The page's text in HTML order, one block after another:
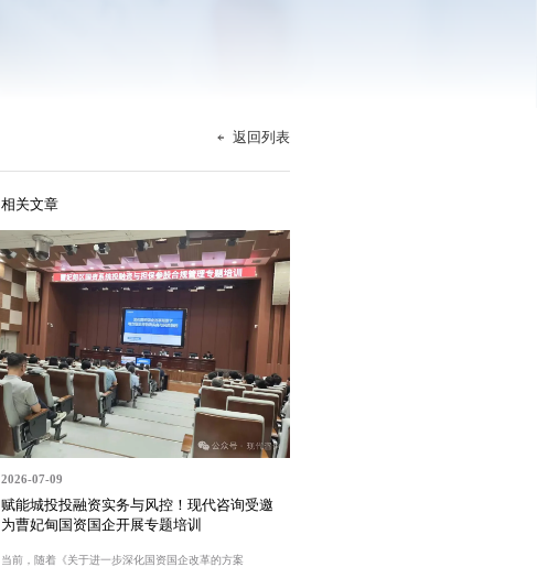
返回列表
相关文章
2026-07-09
赋能城投投融资实务与风控！现代咨询受邀
为曹妃甸国资国企开展专题培训
当前，随着《关于进一步深化国资国企改革的方案